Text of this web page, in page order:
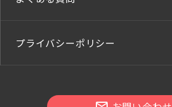
プライバシーポリシー